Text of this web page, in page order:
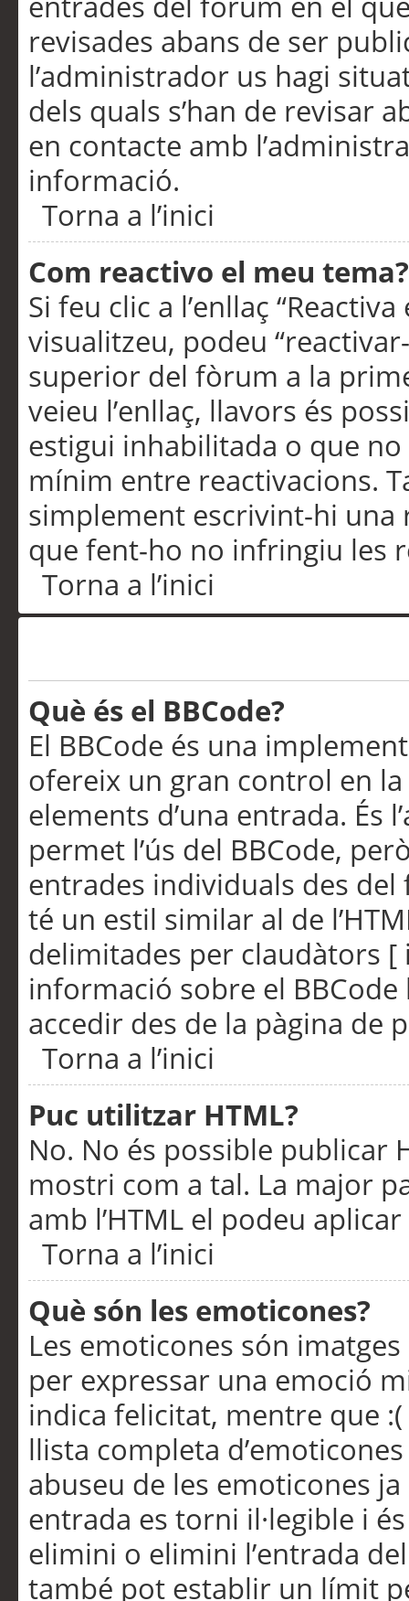
revisades abans de ser
l’administrador us hagi
dels quals s’han de revisar
en contacte amb
informació.
Torna a l’inici
Com reactivo el meu tema?
Si feu clic a l’enllaç
visualitzeu, podeu
superior del fòrum a la
veieu l’enllaç, llavors és
estigui inhabilitada o que
mínim entre reactivacions.
simplement escrivint-hi una
que fent-ho no infringiu les
Torna a l’inici
Què és el BBCode?
El BBCode és una
ofereix un gran control en
elements d’una entrada. És
permet l’ús del BBCode,
entrades individuals des
té un estil similar al de
delimitades per claudàtors [
informació sobre el
accedir des de la pàgina de
Torna a l’inici
Puc utilitzar HTML?
No. No és possible publicar
mostri com a tal. La major
amb l’HTML el podeu
Torna a l’inici
Què són les emoticones?
Les emoticones són
per expressar una emoció
indica felicitat, mentre que
llista completa
abuseu de les emoticones
entrada es torni il·legible i
elimini o elimini l’entrada
també pot establir un límit